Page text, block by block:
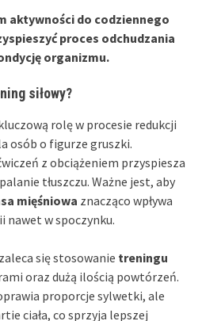
aktywności do codziennego
proces odchudzania
organizmu.
siłowy?
rolę w procesie redukcji
osób o figurze gruszki.
z obciążeniem przyspiesza
tłuszczu. Ważne jest, aby
mięśniowa znacząco wpływa
nawet w spoczynku.
się stosowanie treningu
oraz dużą ilością powtórzeń.
proporcje sylwetki, ale
ciała, co sprzyja lepszej